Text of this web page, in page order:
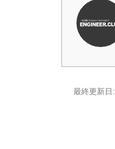
最終更新日: